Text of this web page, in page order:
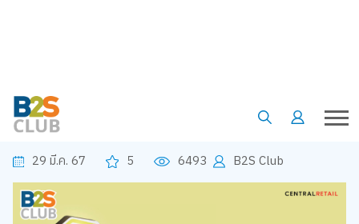
B2S Book Award 2024
29 มี.ค. 67 5 6493 B2S Club